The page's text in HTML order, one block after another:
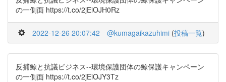
の一側面 https://t.co/2jEiOJH0Rz
2022-12-26 20:07:42 @kumagaikazuhimi (投稿一覧)
反捕鯨と抗議ビジネス--環境保護団体の鯨保護キャンペーン
の一側面 https://t.co/2jEiOJY3Tz